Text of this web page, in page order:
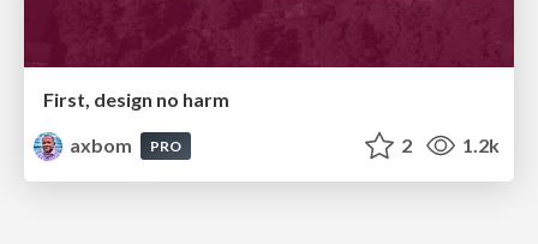
First, design no harm
axbom
PRO 2 1.2k